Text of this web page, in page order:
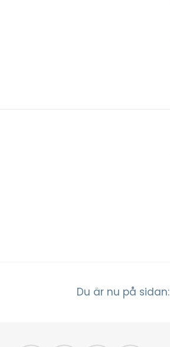
Du är nu på sidan: